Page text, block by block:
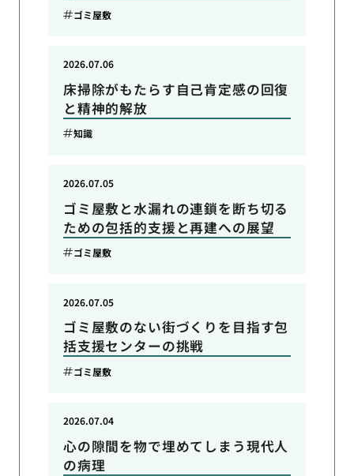
ゴミ屋敷
床掃除がもたらす自己肯定感の回復
と精神的解放
2026.07.06
知識
ゴミ屋敷と水漏れの連鎖を断ち切る
ための包括的支援と再建への展望
2026.07.05
ゴミ屋敷
ゴミ屋敷のない街づくりを目指す包
括支援センターの挑戦
2026.07.05
ゴミ屋敷
心の隙間を物で埋めてしまう現代人
の病理
2026.07.04